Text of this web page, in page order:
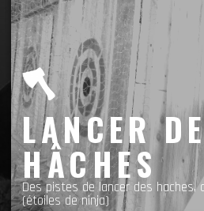
LANCER
HÂCHES
Des pistes de lancer des haches,
(étoiles de ninja)